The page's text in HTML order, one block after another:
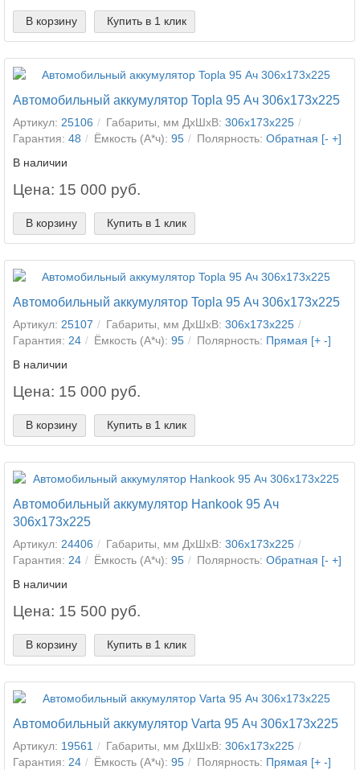
В корзину Купить в 1 клик
Автомобильный аккумулятор Topla 95 Ач 306x173x225
Артикул: 25106 Габариты, мм ДхШхВ: 306x173x225
Гарантия: 48 Ёмкость (А*ч): 95 Полярность: Обратная [- +]
В наличии
Цена: 15 000 руб.
В корзину Купить в 1 клик
Автомобильный аккумулятор Topla 95 Ач 306x173x225
Артикул: 25107 Габариты, мм ДхШхВ: 306x173x225
Гарантия: 24 Ёмкость (А*ч): 95 Полярность: Прямая [+ -]
В наличии
Цена: 15 000 руб.
В корзину Купить в 1 клик
Автомобильный аккумулятор Hankook 95 Ач
306x173x225
Артикул: 24406 Габариты, мм ДхШхВ: 306x173x225
Гарантия: 24 Ёмкость (А*ч): 95 Полярность: Обратная [- +]
В наличии
Цена: 15 500 руб.
В корзину Купить в 1 клик
Автомобильный аккумулятор Varta 95 Ач 306x173x225
Артикул: 19561 Габариты, мм ДхШхВ: 306x173x225
Гарантия: 24 Ёмкость (А*ч): 95 Полярность: Прямая [+ -]